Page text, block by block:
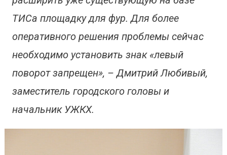
ТИСа площадку для фур. Для более
оперативного решения проблемы сейчас
необходимо установить знак «левый
поворот запрещен», – Дмитрий Любивый,
заместитель городского головы и
начальник УЖКХ.